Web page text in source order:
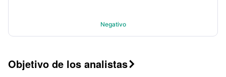
Negativo
Objetivo de los analistas